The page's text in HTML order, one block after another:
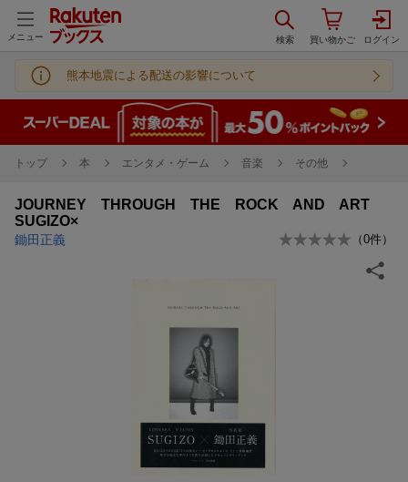
メニュー
熊本地震による配送の影響について
トップ 本 エンタメ・ゲーム 音楽 その他
JOURNEY THROUGH THE ROCK AND ART
SUGIZO×
鋤田正義 （0件）